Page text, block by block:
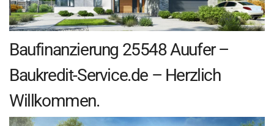
Baufinanzierung 25548 Auufer –
Baukredit-Service.de – Herzlich
Willkommen.